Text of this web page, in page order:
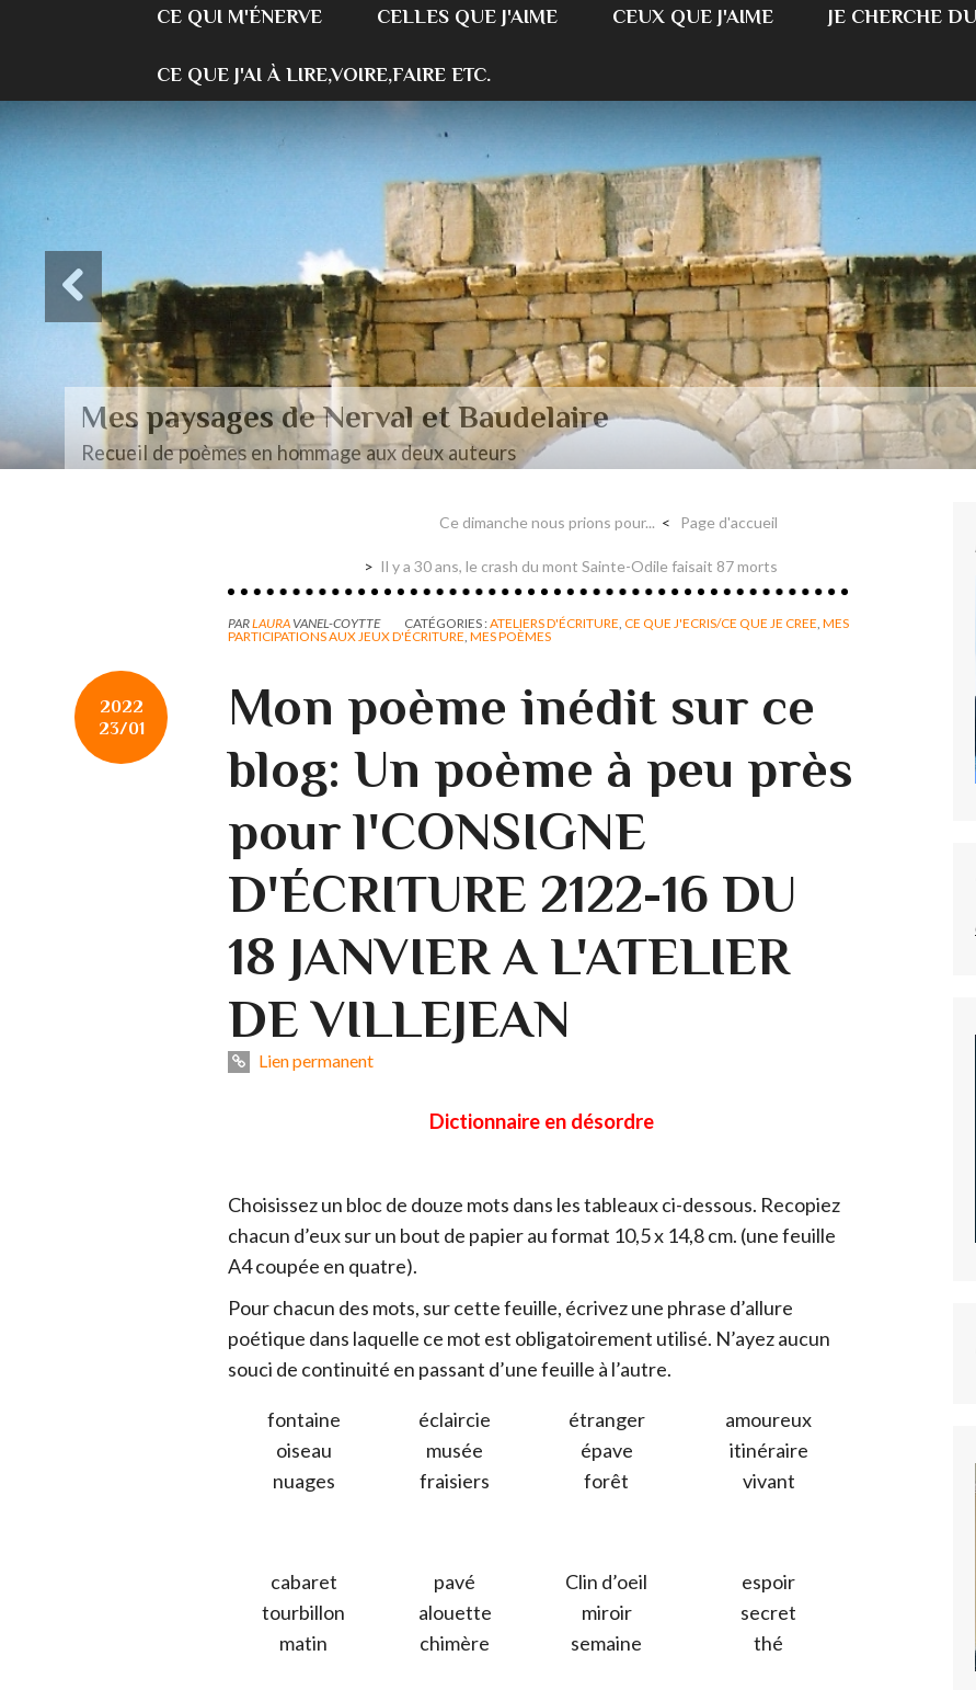
CE QUI M'ÉNERVE CELLES QUE J'AIME CEUX QUE J'AIME JE CHERCHE
CE QUE J'AI À LIRE,VOIRE,FAIRE ETC.
Des paysages de Baudelaire et Nerval
Mon mémoire de maîtrise
Ce dimanche nous prions pour... Page d'accueil
Il y a 30 ans, le crash du mont Sainte-Odile faisait 87 morts
PARLAURA VANEL-COYTTE CATÉGORIES :ATELIERS D'ÉCRITURE CE QUE J'ECRIS/CE QUE JE CREE MES
PARTICIPATIONS AUX JEUX D'ÉCRITURE MES POÈMES
2022
23/01
Mon poème inédit sur ce
blog: Un poème à peu près
pour l'CONSIGNE
D'ÉCRITURE 2122-16 DU
18 JANVIER A L'ATELIER
DE VILLEJEAN
Lien permanent
Dictionnaire en désordre
Choisissez un bloc de douze mots dans les tableaux ci-dessous. Recopiez
chacun d’eux sur un bout de papier au format 10,5 x 14,8 cm. (une feuille
A4 coupée en quatre).
Pour chacun des mots, sur cette feuille, écrivez une phrase d’allure
poétique dans laquelle ce mot est obligatoirement utilisé. N’ayez aucun
souci de continuité en passant d’une feuille à l’autre.
fontaine éclaircie étranger
amoureux
oiseau
musée épave
itinéraire
nuages
fraisiers forêt vivant
cabaret pavé Clin d’oeil
espoir
tourbillon
alouette miroir
secret
matin
chimère semaine thé